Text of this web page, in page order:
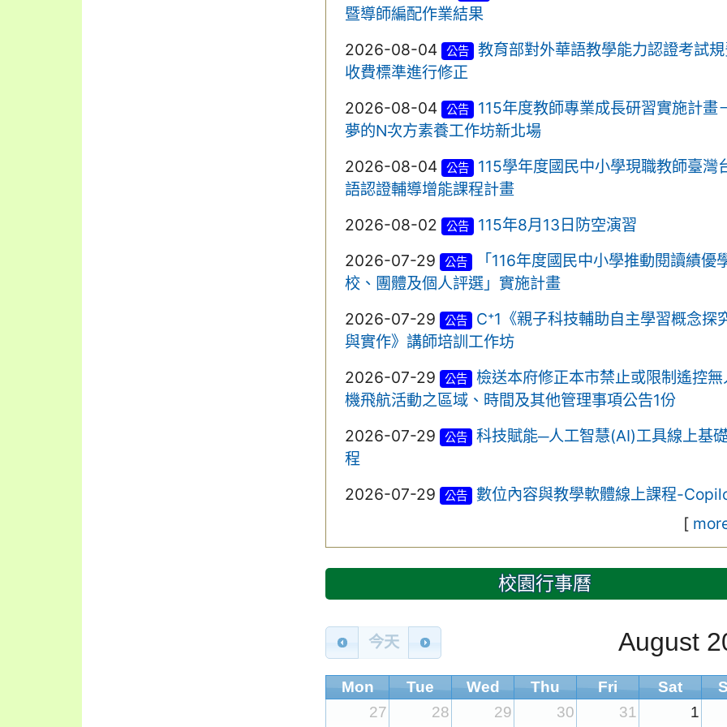
暨導師編配作業結果
2026-08-04 公告
教育部對外華語教學能力認證考試
收費標準進行修正
2026-08-04 公告
115年度教師專業成長研習實施計畫
夢的N次方素養工作坊新北場
2026-08-04 公告
115學年度國民中小學現職教師臺灣
語認證輔導增能課程計畫
2026-08-02 公告
115年8月13日防空演習
2026-07-29 公告
「116年度國民中小學推動閱讀績優
校、團體及個人評選」實施計畫
2026-07-29 公告
C⁺1《親子科技輔助自主學習概念探
與實作》講師培訓工作坊
2026-07-29 公告
檢送本府修正本市禁止或限制遙控無
機飛航活動之區域、時間及其他管理事項公告1份
2026-07-29 公告
科技賦能─人工智慧(AI)工具線上基
程
2026-07-29 公告
數位內容與教學軟體線上課程-
[
校園行事曆
今天 August
Mon Tue Wed Thu Fri Sat
27
28 29 30 31 1